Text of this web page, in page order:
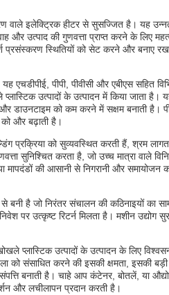
वाले इलेक्ट्रिक हीटर से सुसज्जित है। यह
और उत्पाद की गुणवत्ता प्राप्त करने के लिए
प्रसंस्करण स्थितियों को सेट करने और बनाए
पीपी, पीवीसी और एबीएस सहित
उत्पादों के उत्पादन में किया जाता है।
डाउनटाइम को कम करने में सक्षम बनाती है।
और बढ़ाती है।
प्रक्रिया को सुव्यवस्थित करती हैं, श्रम
सुनिश्चित करता है, जो उच्च मात्रा वाले
की आसानी से निगरानी और समायोजन
है जो निरंतर संचालन की कठिनाइयों का
पर उत्कृष्ट रिटर्न मिलता है। मशीन उद्योग
प्लास्टिक उत्पादों के उत्पादन के लिए
को संसाधित करने की इसकी क्षमता, इसकी
संपत्ति बनाती है। चाहे आप कंटेनर, बोतलें, या
और लचीलापन प्रदान करती है।